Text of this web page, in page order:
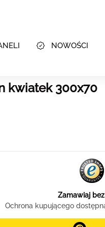
NOWOŚCI
kwiatek 300x70